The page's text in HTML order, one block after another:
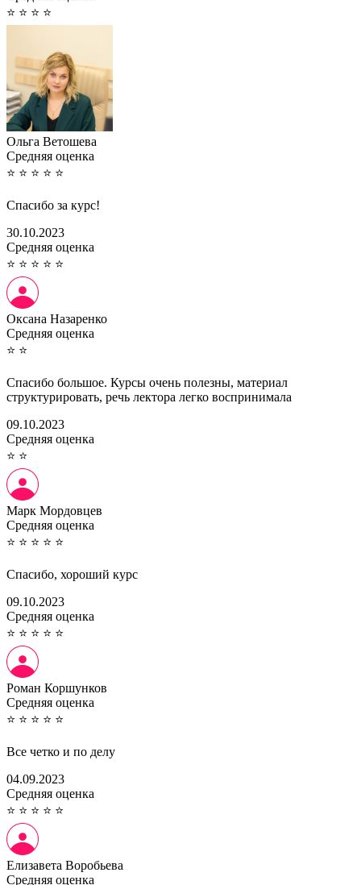
⭐ ⭐ ⭐ ⭐
Ольга Ветошева
Cредняя оценка
⭐ ⭐ ⭐ ⭐ ⭐
Спасибо за курс!
30.10.2023
Cредняя оценка
⭐ ⭐ ⭐ ⭐ ⭐
Оксана Назаренко
Cредняя оценка
⭐ ⭐
Спасибо большое. Курсы очень полезны, материал
структурировать, речь лектора легко воспринимала
09.10.2023
Cредняя оценка
⭐ ⭐
Марк Мордовцев
Cредняя оценка
⭐ ⭐ ⭐ ⭐ ⭐
Спасибо, хороший курс
09.10.2023
Cредняя оценка
⭐ ⭐ ⭐ ⭐ ⭐
Роман Коршунков
Cредняя оценка
⭐ ⭐ ⭐ ⭐ ⭐
Все четко и по делу
04.09.2023
Cредняя оценка
⭐ ⭐ ⭐ ⭐ ⭐
Елизавета Воробьева
Cредняя оценка